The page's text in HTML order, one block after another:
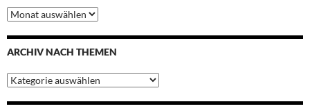
Archiv
nach
Monaten
ARCHIV NACH THEMEN
Archiv
nach
Themen